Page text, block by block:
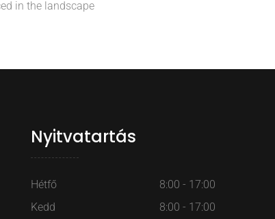
in the landscape
Nyitvatartás
Hétfő
8:00 - 17:00
Kedd
8:00 - 17:00